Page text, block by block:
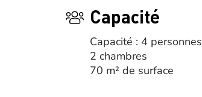
Capacité
Capacité : 4 personnes
2 chambres
70 m² de surface